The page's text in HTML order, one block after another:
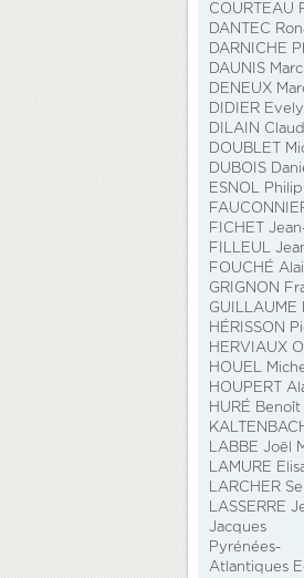
COURTEAU
DANTEC
DARNICHE
DAUNIS
DENEUX
DIDIER
DILAIN
DOUBLET
DUBOIS
ESNOL
FICHET
FILLEUL
FOUCHÉ
GRIGNON
GUILLAUME
HÉRISSON
HERVIAUX
HOUEL
HOUPERT
HURÉ
LABBE Joël
LAMURE
LARCHER
LASSERRE
Jacques
Pyrénées-
Atlantiques